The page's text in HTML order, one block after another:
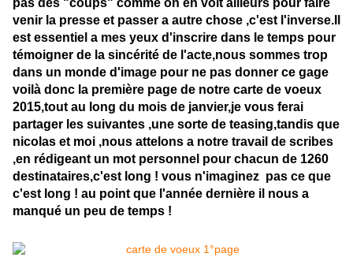
pas des "coups" comme on en voit ailleurs pour faire
venir la presse et passer a autre chose ,c'est l'inverse.Il
est essentiel a mes yeux d'inscrire dans le temps pour
témoigner de la sincérité de l'acte,nous sommes trop
dans un monde d'image pour ne pas donner ce gage
voilà donc la première page de notre carte de voeux
2015,tout au long du mois de janvier,je vous ferai
partager les suivantes ,une sorte de teasing,tandis que
nicolas et moi ,nous attelons a notre travail de scribes
,en rédigeant un mot personnel pour chacun de 1260
destinataires,c'est long ! vous n'imaginez pas ce que
c'est long ! au point que l'année dernière il nous a
manqué un peu de temps !